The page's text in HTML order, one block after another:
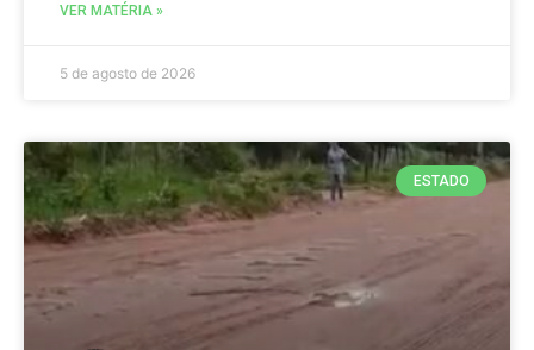
VER MATÉRIA »
5 de agosto de 2026
ESTADO